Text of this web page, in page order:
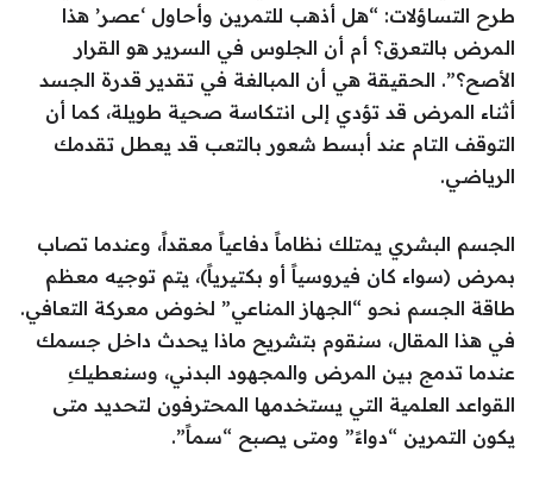
طرح التساؤلات: “هل أذهب للتمرين وأحاول ‘عصر’ هذا
المرض بالتعرق؟ أم أن الجلوس في السرير هو القرار
الأصح؟”. الحقيقة هي أن المبالغة في تقدير قدرة الجسد
أثناء المرض قد تؤدي إلى انتكاسة صحية طويلة، كما أن
التوقف التام عند أبسط شعور بالتعب قد يعطل تقدمك
الرياضي.
الجسم البشري يمتلك نظاماً دفاعياً معقداً، وعندما تصاب
بمرض (سواء كان فيروسياً أو بكتيرياً)، يتم توجيه معظم
طاقة الجسم نحو “الجهاز المناعي” لخوض معركة التعافي.
في هذا المقال، سنقوم بتشريح ماذا يحدث داخل جسمك
عندما تدمج بين المرض والمجهود البدني، وسنعطيكِ
القواعد العلمية التي يستخدمها المحترفون لتحديد متى
يكون التمرين “دواءً” ومتى يصبح “سماً”.